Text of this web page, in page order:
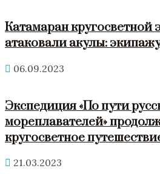
Катамаран кругосветной
атаковали акулы:
06.09.2023
Экспедиция «По пути
мореплавателей»
кругосветное
21.03.2023